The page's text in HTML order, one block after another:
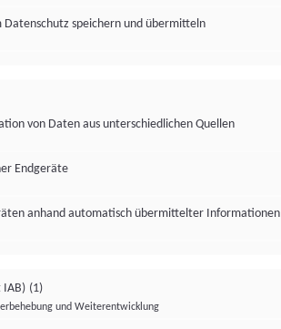
Datenschutz speichern und übermitteln
von Daten aus unterschiedlichen Quellen
Endgeräte
anhand automatisch übermittelter Informationen
IAB) (1)
und Weiterentwicklung